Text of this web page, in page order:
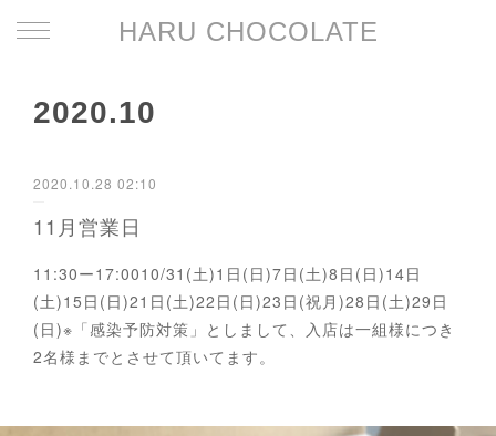
HARU CHOCOLATE
2020.10
2020.10.28 02:10
11月営業日
11:30ー17:0010/31(土)1日(日)7日(土)8日(日)14日
(土)15日(日)21日(土)22日(日)23日(祝月)28日(土)29日
(日)※「感染予防対策」としまして、入店は一組様につき
2名様までとさせて頂いてます。